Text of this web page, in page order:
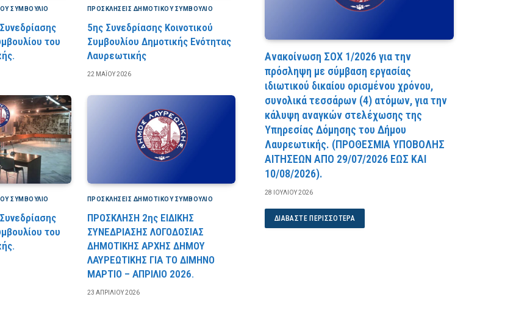
ΣΥΜΒΟΎΛΙΟ
του
ΠΡΟΣΚΛΉΣΕΙΣ ΔΗΜΟΤΙΚΟΎ ΣΥΜΒΟΎΛΙΟ
5ης Συνεδρίασης Κοινοτικού
Συμβουλίου Δημοτικής Ενότητας
Λαυρεωτικής
22 ΜΑΪ́ΟΥ 2026
ΣΥΜΒΟΎΛΙΟ
του
ΠΡΟΣΚΛΉΣΕΙΣ ΔΗΜΟΤΙΚΟΎ ΣΥΜΒΟΎΛΙΟ
ΠΡΟΣΚΛΗΣΗ 2ης ΕΙΔΙΚΗΣ
ΣΥΝΕΔΡΙΑΣΗΣ ΛΟΓΟΔΟΣΙΑΣ
ΔΗΜΟΤΙΚΗΣ ΑΡΧΗΣ ΔΗΜΟΥ
ΛΑΥΡΕΩΤΙΚΗΣ ΓΙΑ ΤΟ ΔΙΜΗΝΟ
ΜΑΡΤΙΟ – ΑΠΡΙΛΙΟ 2026.
23 ΑΠΡΙΛΊΟΥ 2026
Ανακοίνωση ΣΟΧ 1/2026 για την
πρόσληψη με σύμβαση εργασίας
ιδιωτικού δικαίου ορισμένου χρόνου,
συνολικά τεσσάρων (4) ατόμων, για την
κάλυψη αναγκών στελέχωσης της
Υπηρεσίας Δόμησης του Δήμου
Λαυρεωτικής. (ΠPOΘEΣMIA YΠOBOΛHΣ
AITHΣEΩN AΠO 29/07/2026 EΩΣ KAI
10/08/2026).
28 ΙΟΥΛΊΟΥ 2026
ΔΙΑΒΆΣΤΕ ΠΕΡΙΣΣΌΤΕΡΑ